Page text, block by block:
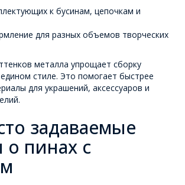
к бусинам, цепочкам и
для разных объемов творческих
металла упрощает сборку
стиле. Это помогает быстрее
для украшений, аксессуаров и
задаваемые
о пинах с